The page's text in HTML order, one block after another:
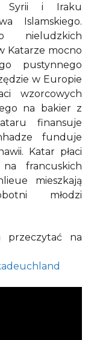
Syrii i Iraku
Islamskiego.
nieludzkich
Katarze mocno
pustynnego
w Europie
wzorcowych
na bakier z
finansuje
funduje
Katar płaci
francuskich
mieszkają
młodzi
przeczytać na